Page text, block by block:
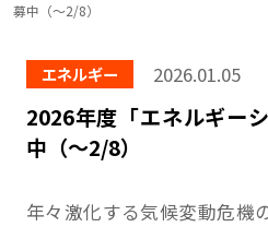
募中（〜2/8）
エネルギー 2026.01.05
2026年度「エネルギー
中（〜2/8）
年々激化する気候変動危機